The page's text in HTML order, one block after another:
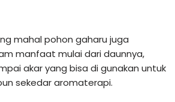
mahal pohon gaharu juga
manfaat mulai dari daunnya,
akar yang bisa di gunakan untuk
sekedar aromaterapi.